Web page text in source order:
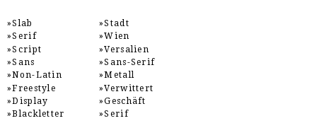
Slab
Serif
Script
Sans
Non-Latin
Freestyle
Display
Blackletter
Stadt
Wien
Versalien
Sans-Serif
Metall
Verwittert
Geschäft
Serif